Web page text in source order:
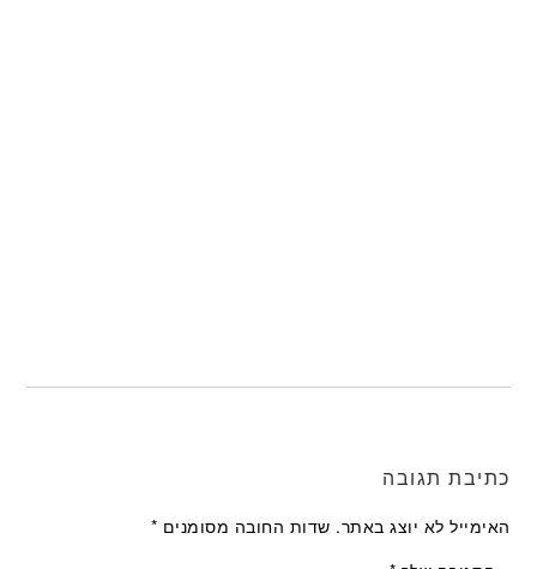
כתיבת תגובה
האימייל לא יוצג באתר. שדות החובה מסומנים *